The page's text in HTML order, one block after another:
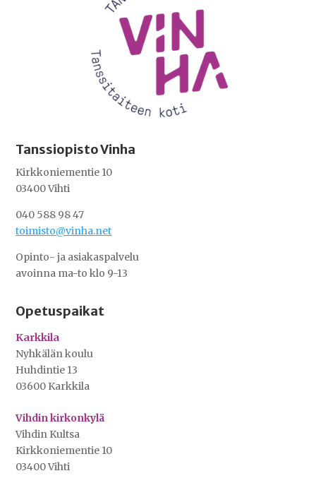
Tanssiopisto Vinha
Kirkkoniementie 10
03400 Vihti
040 588 98 47
toimisto@vinha.net
Opinto- ja asiakaspalvelu
avoinna ma-to klo 9-13
Opetuspaikat
Karkkila
Nyhkälän koulu
Huhdintie 13
03600 Karkkila
Vihdin kirkonkylä
Vihdin Kultsa
Kirkkoniementie 10
03400 Vihti